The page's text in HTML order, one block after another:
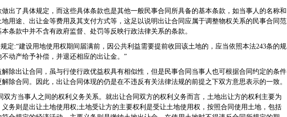
出了具体规定，而这些具体条款也是其他一般民事合同所具备的基本条款，如当事人的名称和
用途、出让金等费用及其支付方式等，这足以说明出让合同应属于调整物权关系的民事合同范
条款中并不含有政府监督、处罚等反映行政法律关系的条款。
规定:“建设用地使用权期间届满前，因公共利益需要提前收回该土地的，应当依照本法243条的规
动产给予补偿，并退还相应的出让金。”
除出让合同，虽与行使行政优益权具有相似性，但是民事合同当事人也可根据合同约定的条件
除合同。因此，出让合同体现的仍是在不违反有关法律法规的前提之下双方意思表示的一致。
双方当事人之间的权利义务关系。 就出让合同双方的权利义务而言，土地出让方的权利主要为
务则是出让土地使用权;土地受让方的主要权利是受让土地使用权，按照合同使用土地，包括